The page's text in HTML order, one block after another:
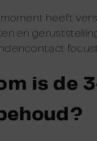
heeft
en
is de